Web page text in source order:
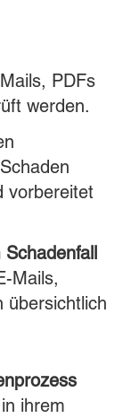
PDFs
werden.
vorbereitet
Mails,
übersichtlich
ihrem